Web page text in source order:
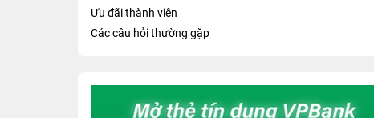
Ưu đãi thành viên
Các câu hỏi thường gặp